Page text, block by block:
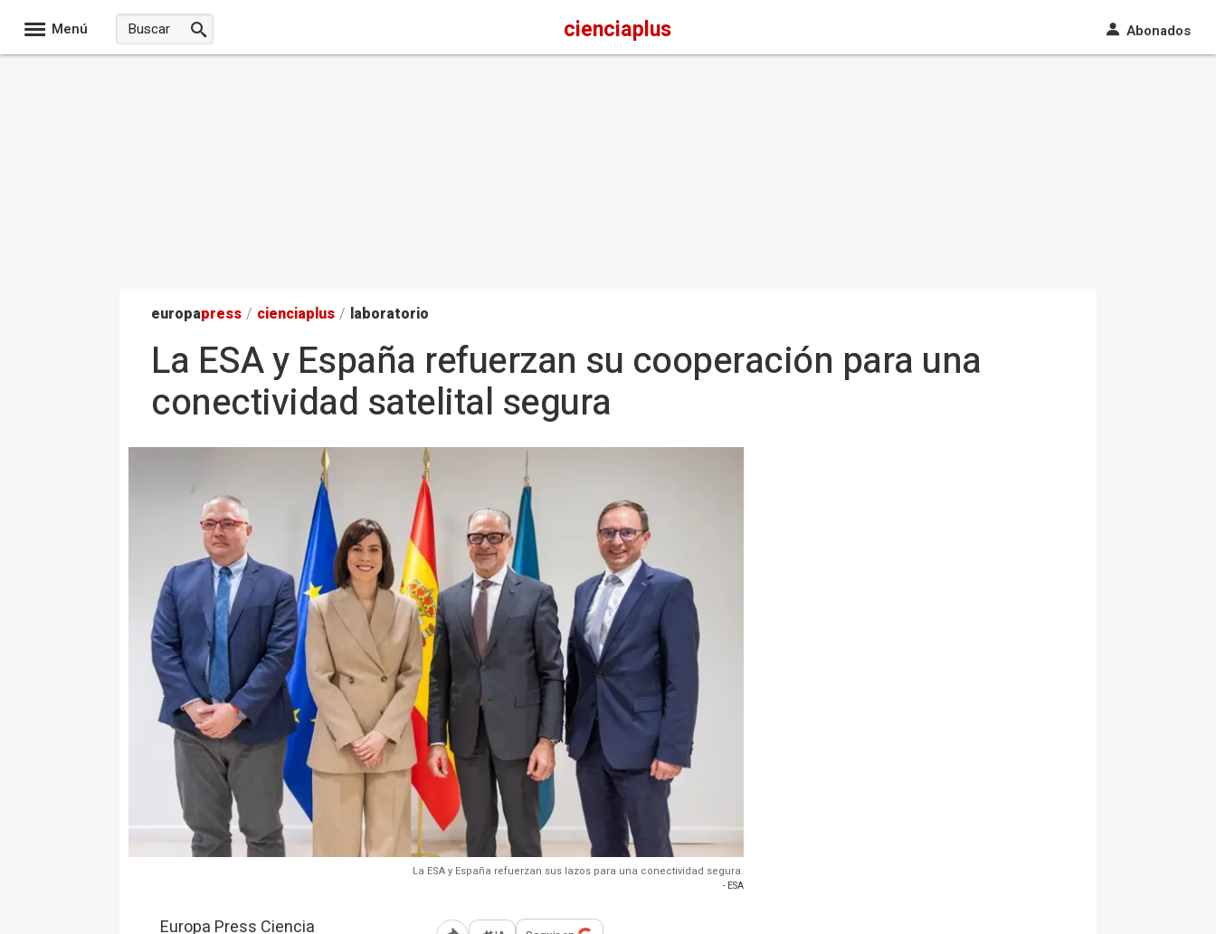
Menú cienciaplus Abonados
europapress / cienciaplus / laboratorio
La ESA y España refuerzan su cooperación para una
conectividad satelital segura
La ESA y España refuerzan sus lazos para una conectividad segura.
- ESA
Europa Press Ciencia